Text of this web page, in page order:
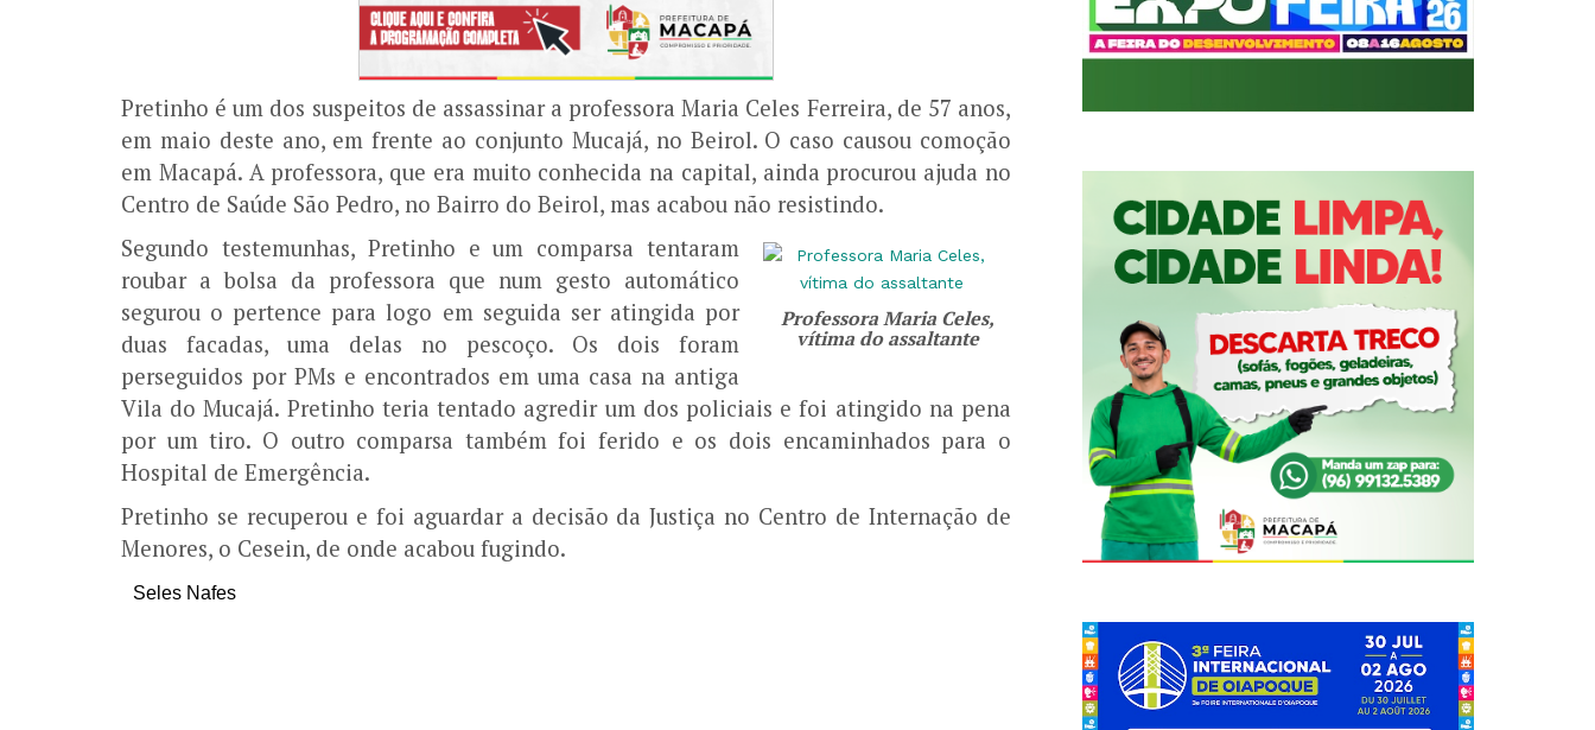
Pretinho é um dos suspeitos de assassinar a professora Maria Celes Ferreira, de 57 anos,
em maio deste ano, em frente ao conjunto Mucajá, no Beirol. O caso causou comoção
em Macapá. A professora, que era muito conhecida na capital, ainda procurou ajuda no
Centro de Saúde São Pedro, no Bairro do Beirol, mas acabou não resistindo.
Professora Maria Celes,
vítima do assaltante
Segundo testemunhas, Pretinho e um comparsa tentaram
roubar a bolsa da professora que num gesto automático
segurou o pertence para logo em seguida ser atingida por
duas facadas, uma delas no pescoço. Os dois foram
perseguidos por PMs e encontrados em uma casa na antiga
Vila do Mucajá. Pretinho teria tentado agredir um dos policiais e foi atingido na pena
por um tiro. O outro comparsa também foi ferido e os dois encaminhados para o
Hospital de Emergência.
Pretinho se recuperou e foi aguardar a decisão da Justiça no Centro de Internação de
Menores, o Cesein, de onde acabou fugindo.
Seles Nafes